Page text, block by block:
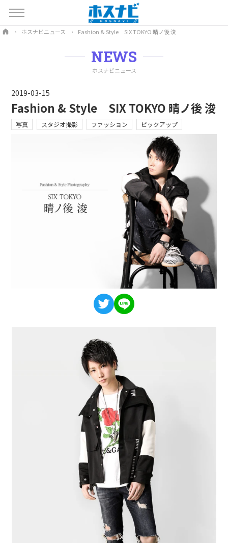
ホスナビニュース Fashion & Style SIX TOKYO 晴ノ後 浚
NEWS
ホスナビニュース
2019-03-15
Fashion & Style SIX TOKYO 晴ノ後 浚
写真 スタジオ撮影 ファッション ピックアップ